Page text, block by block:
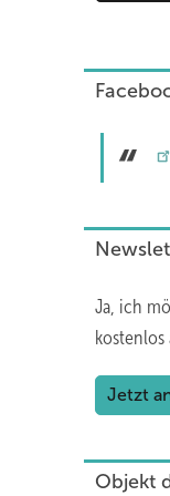
Ja, ich
Jetzt
Objekt